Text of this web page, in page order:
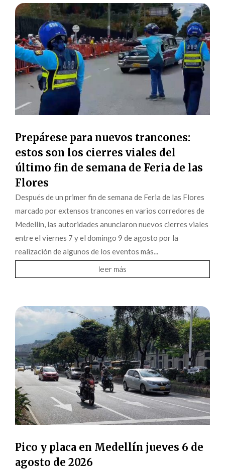
Prepárese para nuevos trancones:
estos son los cierres viales del
último fin de semana de Feria de las
Flores
Después de un primer fin de semana de Feria de las Flores
marcado por extensos trancones en varios corredores de
Medellín, las autoridades anunciaron nuevos cierres viales
entre el viernes 7 y el domingo 9 de agosto por la
realización de algunos de los eventos más...
leer más
Pico y placa en Medellín jueves 6 de
agosto de 2026